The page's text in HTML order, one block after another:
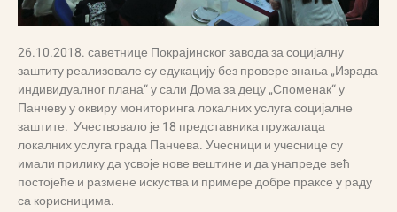
26.10.2018. саветнице Покрајинског завода за социјалну
заштиту реализовале су едукацију без провере знања „Израда
индивидуалног плана“ у сали Дома за децу „Споменак“ у
Панчеву у оквиру мониторинга локалних услуга социјалне
заштите. Учествовало је 18 представника пружалаца
локалних услуга града Панчева. Учесници и учеснице су
имали прилику да усвоје нове вештине и да унапреде већ
постојеће и размене искуства и примере добре праксе у раду
са корисницима.